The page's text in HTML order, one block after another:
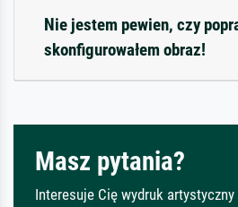
Nie jestem pewien, czy
skonfigurowałem obraz!
Masz pytania?
Interesuje Cię wydruk artystyczny